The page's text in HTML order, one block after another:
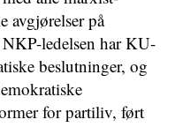
avgjørelser på
ledelsen har KU-
beslutninger, og
for partiliv, ført